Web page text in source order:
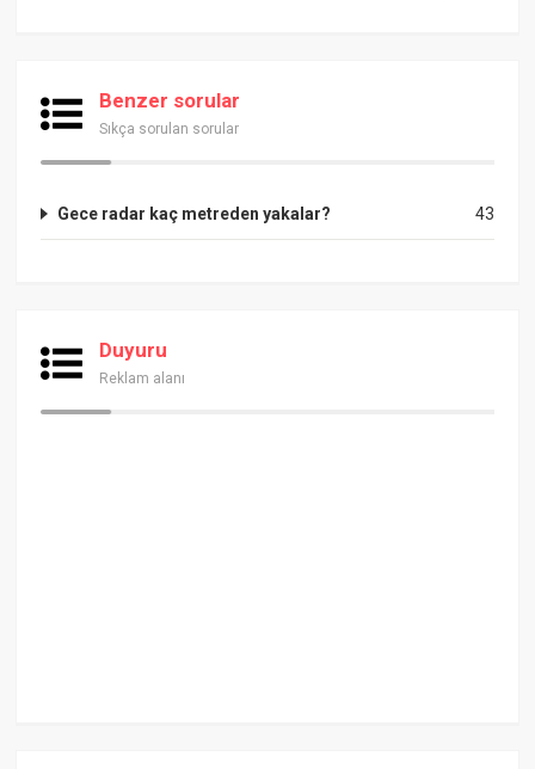
Benzer sorular
Sıkça sorulan sorular
43
Gece radar kaç metreden yakalar?
Duyuru
Reklam alanı